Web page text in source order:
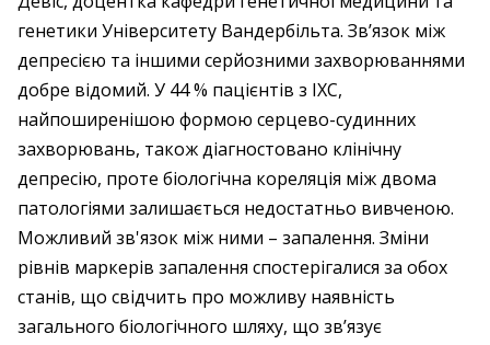
генетики Університету Вандербільта. Зв’язок між
депресією та іншими серйозними захворюваннями
добре відомий. У 44 % пацієнтів з ІХС,
найпоширенішою формою серцево-судинних
захворювань, також діагностовано клінічну
депресію, проте біологічна кореляція між двома
патологіями залишається недостатньо вивченою.
Можливий зв'язок між ними – запалення. Зміни
рівнів маркерів запалення спостерігалися за обох
станів, що свідчить про можливу наявність
загального біологічного шляху, що зв’язує